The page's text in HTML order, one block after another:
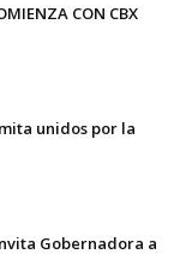
CON CBX
unidos por la
Gobernadora a